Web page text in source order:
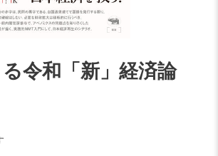
令和「新」経済論